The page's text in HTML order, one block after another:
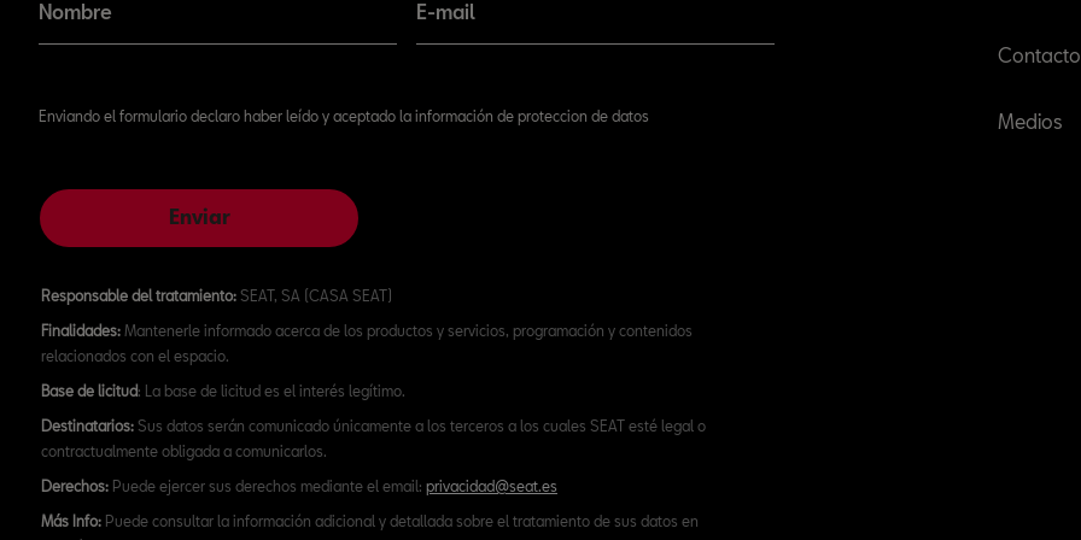
Nombre E-mail
Enviando el formulario declaro haber leído y aceptado la información de proteccion de datos
Enviar
Responsable del tratamiento: SEAT, SA (CASA SEAT)
Finalidades: Mantenerle informado acerca de los productos y servicios, programación y contenidos
relacionados con el espacio.
Base de licitud: La base de licitud es el interés legítimo.
Destinatarios: Sus datos serán comunicado únicamente a los terceros a los cuales SEAT esté legal o
contractualmente obligada a comunicarlos.
Derechos: Puede ejercer sus derechos mediante el email: privacidad@seat.es
Más Info: Puede consultar la información adicional y detallada sobre el tratamiento de sus datos en
Contacto
Medios